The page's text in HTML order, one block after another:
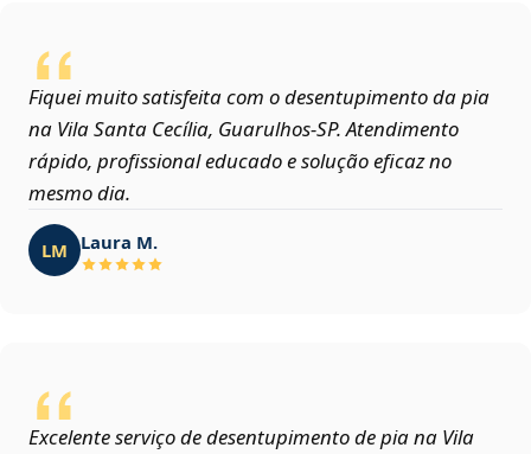
Fiquei muito satisfeita com o desentupimento da pia
na Vila Santa Cecília, Guarulhos‑SP. Atendimento
rápido, profissional educado e solução eficaz no
mesmo dia.
LM Laura M.
Excelente serviço de desentupimento de pia na Vila